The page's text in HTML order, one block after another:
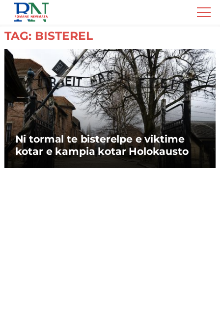
Romane
Nemivata
TAG: BISTEREL
Ni tormal te bisterelpe e viktime
kotar e kampia kotar Holokausto